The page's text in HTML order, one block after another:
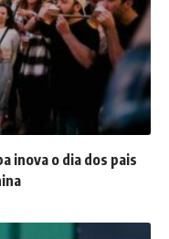
inova o dia dos pais